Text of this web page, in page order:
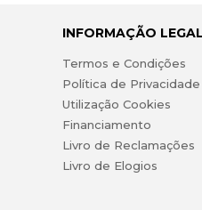
INFORMAÇÃO LEGAL
Termos e Condições
Política de Privacidade
Utilização Cookies
Financiamento
Livro de Reclamações
Livro de Elogios